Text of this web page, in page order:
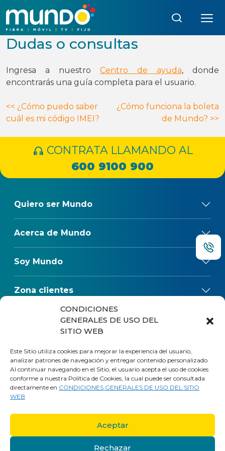
CONDICIONES
GENERALES DE USO DEL
SITIO WEB
Este Sitio utiliza cookies para mejorar la experiencia del usuario,
analizar patrones de navegación y entregar contenido personalizado.
Al continuar navegando en el Sitio, el usuario acepta el uso de cookies
conforme a nuestra Política de Cookies, la cual puede ser consultada
directamente en CONDICIONES GENERALES DE USO DEL SITIO
WEB
Aceptar
Rechazar
Dudas o consultas
Ingresa a nuestro Centro de ayuda, donde
encontrarás una guía completa para el usuario.
Navegación
de
entradas
<< ¿Cómo puedo saber
cuál es mi código IMEI?
¿Cómo funciona la boleta
de Mundo? >>
CONTRATA LLAMANDO AL
600 9100 900
Quiero ser Mundo
Acerca de Mundo
Soy Mundo
Zona clientes
Regulaciones